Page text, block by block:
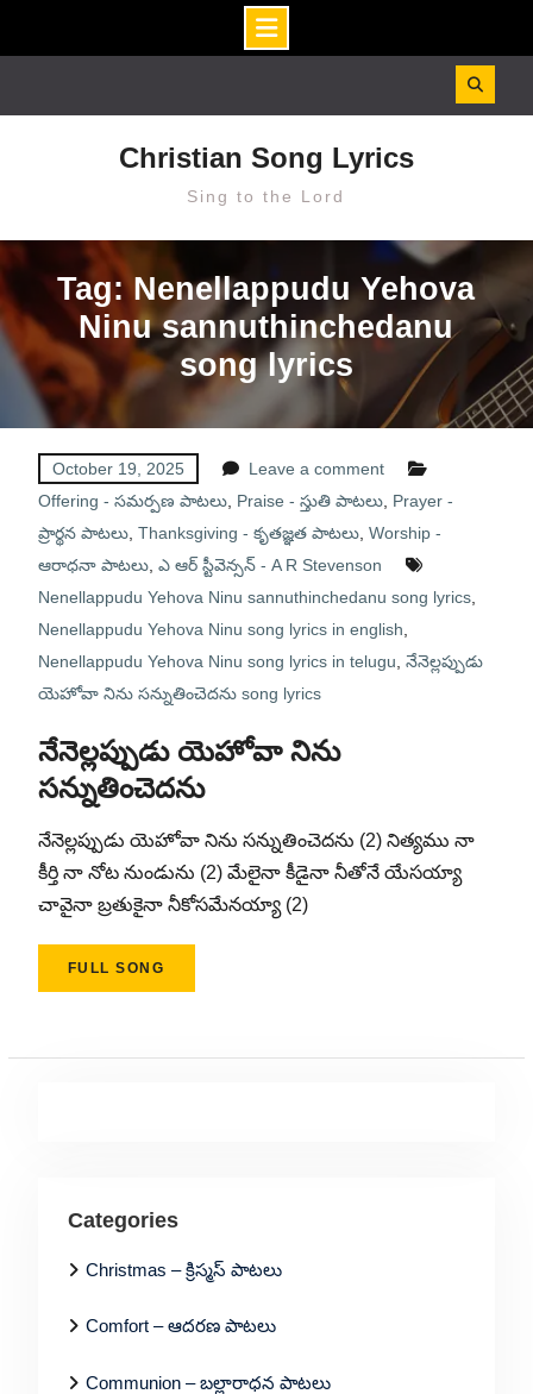
Christian Song Lyrics
Sing to the Lord
Tag: Nenellappudu Yehova
Ninu sannuthinchedanu
song lyrics
October 19, 2025
Leave a comment
Offering - సమర్పణ పాటలు, Praise - స్తుతి పాటలు, Prayer -
ప్రార్థన పాటలు, Thanksgiving - కృతజ్ఞత పాటలు, Worship -
ఆరాధనా పాటలు, ఎ ఆర్ స్టీవెన్సన్ - A R Stevenson
Nenellappudu Yehova Ninu sannuthinchedanu song lyrics,
Nenellappudu Yehova Ninu song lyrics in english
Nenellappudu Yehova Ninu song lyrics in telugu నేనెల్లప్పుడు
యెహోవా నిను సన్నుతించెదను song lyrics
నేనెల్లప్పుడు యెహోవా నిను
సన్నుతించెదను
నేనెల్లప్పుడు యెహోవా నిను సన్నుతించెదను (2) నిత్యము నా
కీర్తి నా నోట నుండును (2) మేలైనా కీడైనా నీతోనే యేసయ్యా
చావైనా బ్రతుకైనా నీకోసమేనయ్యా (2)
FULL SONG
Categories
Christmas – క్రిస్మస్ పాటలు
Comfort – ఆదరణ పాటలు
Communion – బల్లారాధన పాటలు